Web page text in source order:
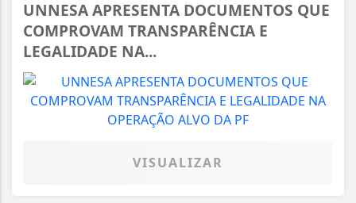
UNNESA APRESENTA DOCUMENTOS QUE
COMPROVAM TRANSPARÊNCIA E
LEGALIDADE NA...
VISUALIZAR